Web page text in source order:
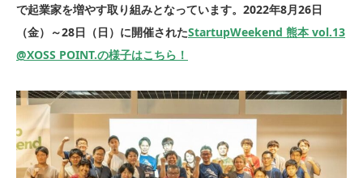
で起業家を増やす取り組みとなっています。2022年8月26日
（金）～28日（日）に開催されたStartupWeekend 熊本 vol.13
@XOSS POINT.の様子はこちら！